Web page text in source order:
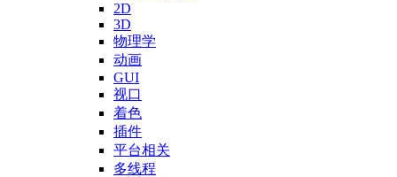
2D
3D
物理学
动画
GUI
视口
着色
插件
平台相关
多线程